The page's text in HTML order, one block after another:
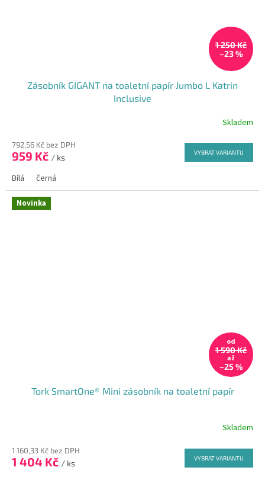
1 250 Kč
–23 %
Zásobník GIGANT na toaletní papír Jumbo L Katrin
Inclusive
produktu
je
z
5
hvězdiček.
Skladem
792,56 Kč bez DPH
959 Kč / ks VYBRAT VARIANTU
Bílá černá
Novinka
od
1 590 Kč
až
–25 %
Tork SmartOne® Mini zásobník na toaletní papír
produktu
je
Skladem
1 160,33 Kč bez DPH
1 404 Kč / ks VYBRAT VARIANTU